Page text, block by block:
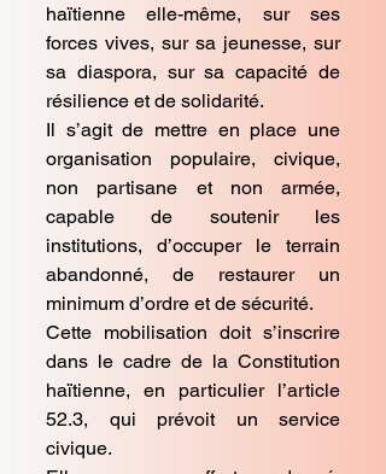
haïtienne elle-même, sur ses
forces vives, sur sa jeunesse, sur
sa diaspora, sur sa capacité de
résilience et de solidarité.
Il s’agit de mettre en place une
organisation populaire, civique,
non partisane et non armée,
capable de soutenir les
institutions, d’occuper le terrain
abandonné, de restaurer un
minimum d’ordre et de sécurité.
Cette mobilisation doit s’inscrire
dans le cadre de la Constitution
haïtienne, en particulier l’article
52.3, qui prévoit un service
civique.